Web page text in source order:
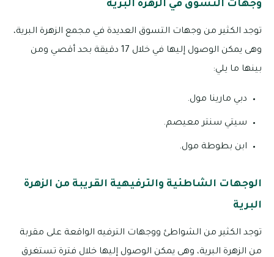
وجهات التسوق في الزهرة البرية
توجد الكثير من وجهات التسوق العديدة في مجمع الزهرة البرية،
وهى يمكن الوصول إليها في خلال 17 دقيقة بحد أقصي ومن
بينها ما يلي:
دبي مارينا مول.
سيتي سنتر معيصم.
ابن بطوطة مول.
الوجهات الشاطئية والترفيهية القريبة من الزهرة
البرية
توجد الكثير من الشواطئ ووجهات الترفيه الواقعة على مقربة
من الزهرة البرية، وهى يمكن الوصول إليها خلال فترة تستغرق